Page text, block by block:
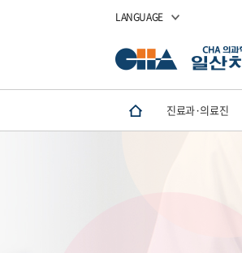
LANGUAGE
진료과·의료진